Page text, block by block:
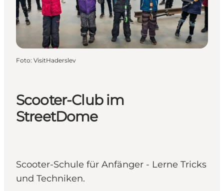
Booking
Scooter-Club im
StreetDome
Scooter-Schule für Anfänger - Lerne Tricks
und Techniken.
Foto: VisitHaderslev